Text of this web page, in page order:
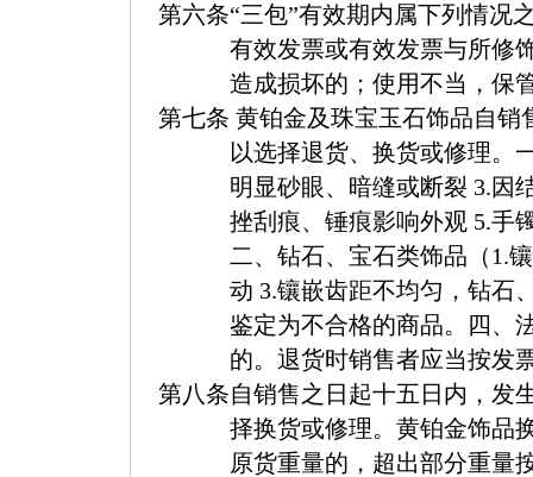
第六条“三包”有效期内属下列情况
有效发票或有效发票与所修
造成损坏的；使用不当，保
第七条 黄铂金及珠宝玉石饰品自销
以选择退货、换货或修理。
明显砂眼、暗缝或断裂 3.因
挫刮痕、锤痕影响外观 5.手
二、钻石、宝石类饰品（1.
动 3.镶嵌齿距不均匀，钻石
鉴定为不合格的商品。四、
的。退货时销售者应当按发
第八条自销售之日起十五日内，发
择换货或修理。黄铂金饰品
原货重量的，超出部分重量